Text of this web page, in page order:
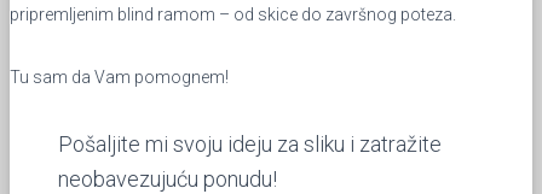
pripremljenim blind ramom – od skice do završnog poteza.
Tu sam da Vam pomognem!
Pošaljite mi svoju ideju za sliku i zatražite
neobavezujuću ponudu!